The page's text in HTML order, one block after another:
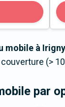
mobile à
(>
par